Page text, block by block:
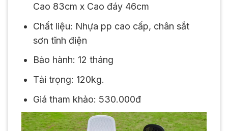
Cao 83cm x Cao đáy 46cm
Chất liệu: Nhựa pp cao cấp, chân sắt
sơn tĩnh điện
Bảo hành: 12 tháng
Tải trọng: 120kg.
Giá tham khảo: 530.000đ